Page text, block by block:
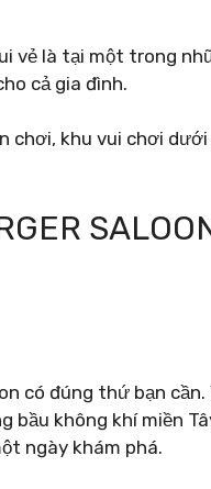
vẻ là tại một trong
cả gia đình.
chơi, khu vui chơi
có đúng thứ bạn cần.
bầu không khí miền
ngày khám phá.